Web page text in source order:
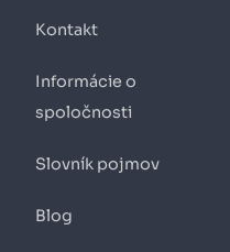
Kontakt
Informácie o
spoločnosti
Slovník pojmov
Blog